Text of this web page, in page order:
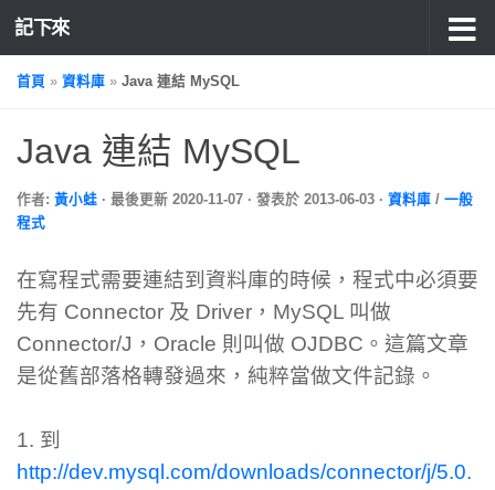
記下來
首頁 » 資料庫 » Java 連結 MySQL
Java 連結 MySQL
作者: 黃小蛙 · 最後更新 2020-11-07 · 發表於 2013-06-03 · 資料庫 / 一般
程式
在寫程式需要連結到資料庫的時候，程式中必須要
先有 Connector 及 Driver，MySQL 叫做
Connector/J，Oracle 則叫做 OJDBC。這篇文章
是從舊部落格轉發過來，純粹當做文件記錄。
1. 到
http://dev.mysql.com/downloads/connector/j/5.0.